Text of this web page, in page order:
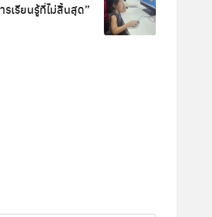
เรียนรู้ที่ไม่สิ้นสุด”